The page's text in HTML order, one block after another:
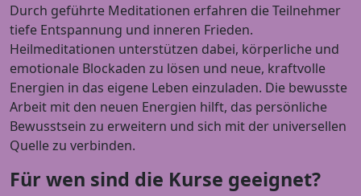
Durch geführte Meditationen erfahren die Teilnehmer
tiefe Entspannung und inneren Frieden.
Heilmeditationen unterstützen dabei, körperliche und
emotionale Blockaden zu lösen und neue, kraftvolle
Energien in das eigene Leben einzuladen. Die bewusste
Arbeit mit den neuen Energien hilft, das persönliche
Bewusstsein zu erweitern und sich mit der universellen
Quelle zu verbinden.
Für wen sind die Kurse geeignet?